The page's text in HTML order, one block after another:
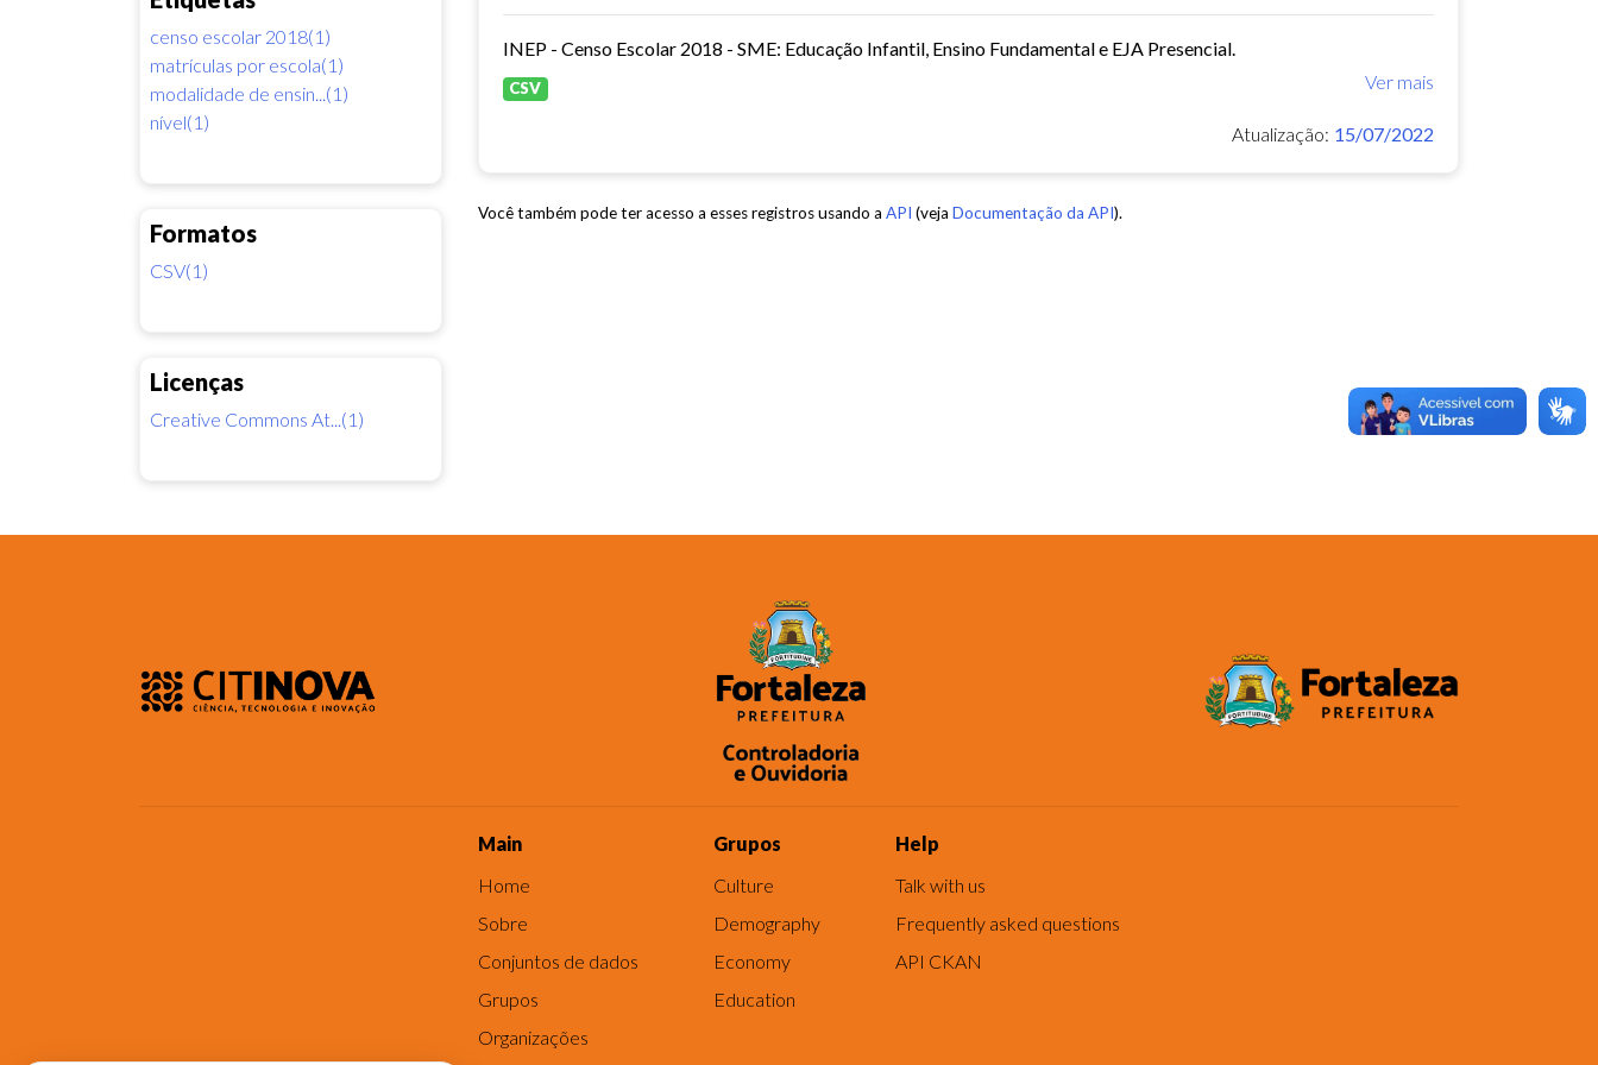
censo escolar 2018(1)
matrículas por escola(1)
modalidade de ensin...(1)
nível(1)
Formatos
CSV(1)
Licenças
Creative Commons At...(1)
INEP - Censo Escolar 2018 - SME: Educação Infantil, Ensino Fundamental e EJA Presencial.
Ver mais
CSV
Atualização: 15/07/2022
Você também pode ter acesso a esses registros usando a API (veja Documentação da API).
Main
Home
Sobre
Conjuntos de dados
Grupos
Organizações
Grupos
Culture
Demography
Economy
Education
Help
Talk with us
Frequently asked questions
API CKAN